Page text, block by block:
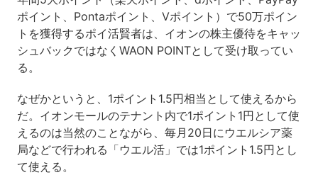
ポイント、Pontaポイント、Vポイント）で50万ポイン
トを獲得するポイ活賢者は、イオンの株主優待をキャッ
シュバックではなくWAON POINTとして受け取ってい
る。
なぜかというと、1ポイント1.5円相当として使えるから
だ。イオンモールのテナント内で1ポイント1円として使
えるのは当然のことながら、毎月20日にウエルシア薬
局などで行われる「ウエル活」では1ポイント1.5円とし
て使える。